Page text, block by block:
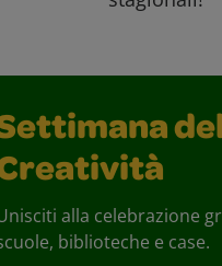
alla celebrazione
biblioteche e case.